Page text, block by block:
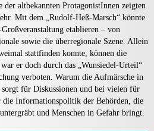
altbekannten ProtagonistInnen zeigten
Mit dem „Rudolf-Heß-Marsch“ könnte
etablieren – von
sowie die überregionale Szene. Allein
stattfinden konnte, können die
er doch durch das „Wunsiedel-Urteil“
verboten. Warum die Aufmärsche in
für Diskussionen und bei vielen für
Informationspolitik der Behörden, die
und Menschen in Gefahr bringt.